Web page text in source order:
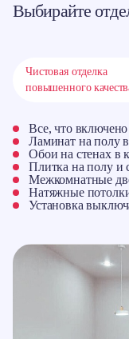
Выбирайте
Чистовая отделка
повышенного
Все, что
Ламинат на полу
Обои на стенах в
Плитка на полу и
Межкомнатные
Натяжные
Установка